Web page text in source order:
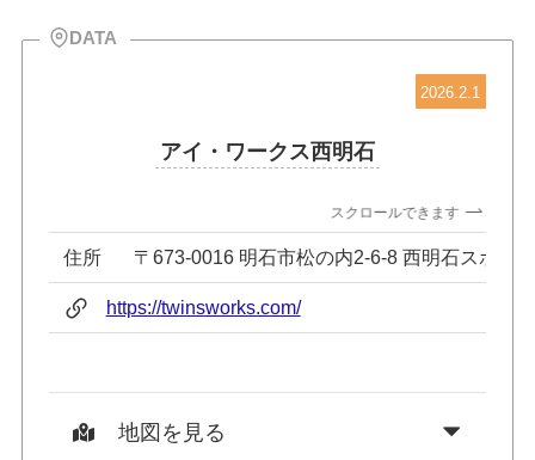
DATA
2026.2.1
アイ・ワークス西明石
スクロールできます
住所 〒673-0016 明石市松の内2-6-8 西明石スポッ
https://twinsworks.com/
地図を見る